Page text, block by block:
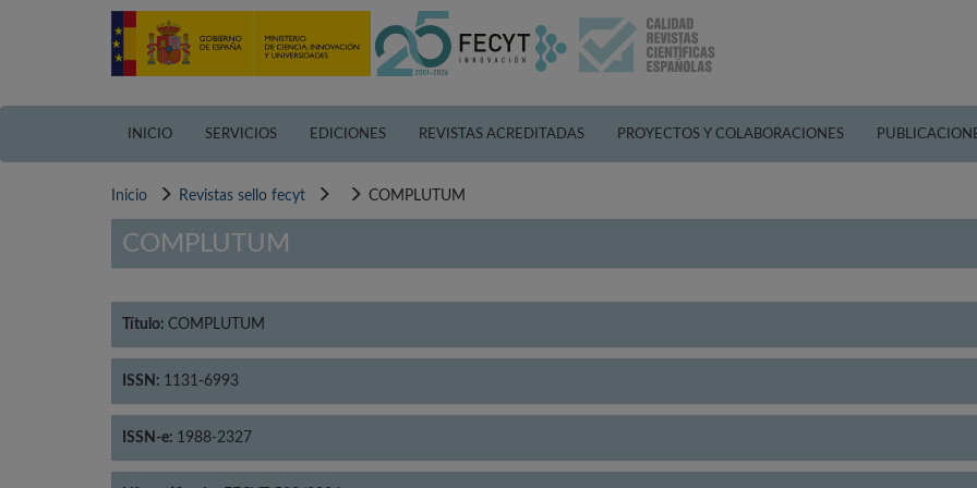
INICIO SERVICIOS EDICIONES REVISTAS ACREDITADAS PROYECTOS Y COLABORACIONES
Inicio Revistas sello fecyt COMPLUTUM
COMPLUTUM
Título: COMPLUTUM
ISSN: 1131-6993
ISSN-e: 1988-2327